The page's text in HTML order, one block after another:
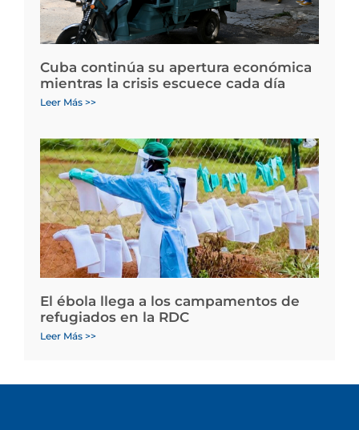
Cuba continúa su apertura económica
mientras la crisis escuece cada día
Leer Más >>
El ébola llega a los campamentos de
refugiados en la RDC
Leer Más >>